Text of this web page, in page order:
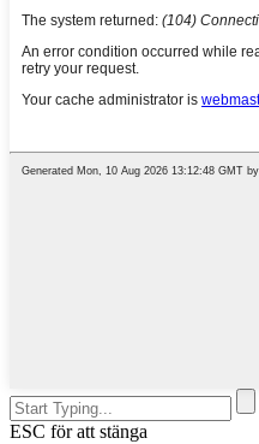
ESC för att stänga